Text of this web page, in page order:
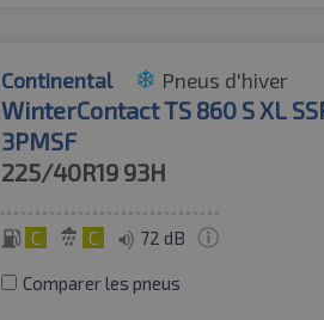
Continental Pneus d'hiver
WinterContact TS 860 S XL
3PMSF
225/40R19 93H
C C 72 dB
Comparer les pneus